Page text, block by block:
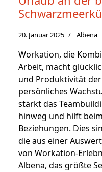
20. Januar 2025 Albena
Workation, die
Arbeit, macht
und Produktivität
persönliches
stärkt das
hinweg und hilft
Beziehungen. Dies
die aus einer
von Workation-
Albena, das größte